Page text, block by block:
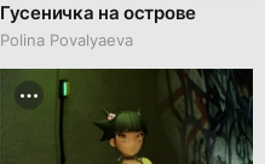
Гусеничка на острове
Polina Povalyaeva